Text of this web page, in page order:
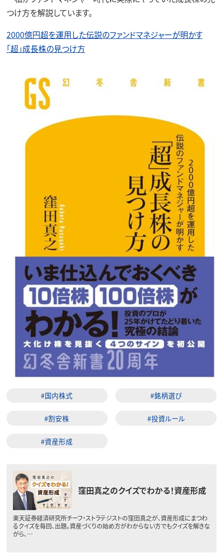
つけ方を解説しています。
2000億円超を運用した伝説のファンドマネジャーが明かす
「超」成長株の見つけ方
#国内株式 #銘柄選び
#割安株 #投資ルール
#資産形成
窪田真之のクイズでわかる！資産形成
楽天証券経済研究所チーフ・ストラテジストの窪田真之が、資産形成にまつわ
るクイズを毎回、出題。資産づくりの始め方がわからない方でもクイズを解きな
がら、…